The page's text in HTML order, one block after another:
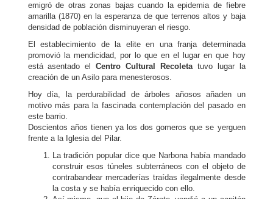
emigró de otras zonas bajas cuando la epidemia de fiebre
amarilla (1870) en la esperanza de que terrenos altos y baja
densidad de población disminuyeran el riesgo.
El establecimiento de la elite en una franja determinada
promovió la mendicidad, por lo que en el lugar en que hoy
está asentado elCentro Cultural Recoletatuvo lugar la
creación de un Asilo para menesterosos.
Hoy día, la perdurabilidad de árboles añosos añaden un
motivo más para la fascinada contemplación del pasado en
este barrio.
Doscientos años tienen ya los dos gomeros que se yerguen
frente a la Iglesia del Pilar.
La tradición popular dice que Narbona había mandado
construir esos túneles subterráneos con el objeto de
contrabandear mercaderías traídas ilegalmente desde
la costa y se había enriquecido con ello.